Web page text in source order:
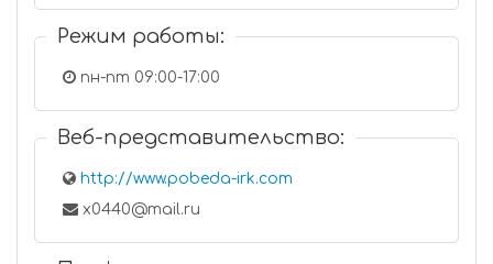
Режим работы:
пн-пт 09:00-17:00
Веб-представительство:
http://www.pobeda-irk.com
x0440@mail.ru